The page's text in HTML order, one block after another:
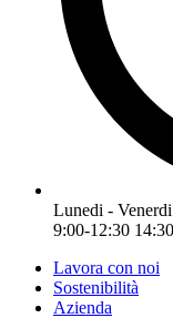
Lunedi - Venerdi
9:00-12:30
Lavora con noi
Sostenibilità
Azienda